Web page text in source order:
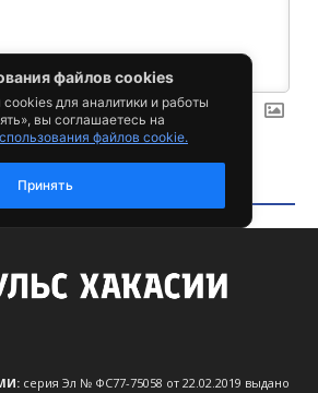
серия Эл № ФС77-75058 от 22.02.2019 выдано